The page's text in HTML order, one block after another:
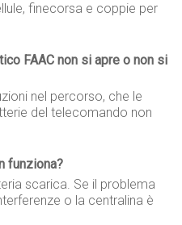
finecorsa e coppie per
FAAC non si apre o non si
nel percorso, che le
del telecomando non
funziona?
scarica. Se il problema
o la centralina è